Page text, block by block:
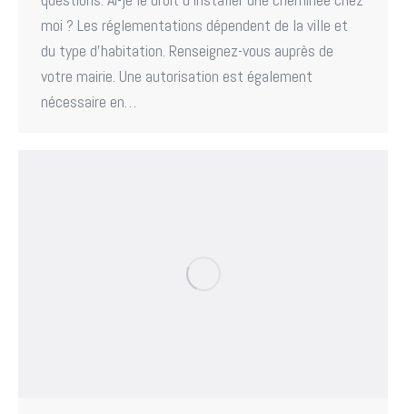
moi ? Les réglementations dépendent de la ville et
du type d’habitation. Renseignez-vous auprès de
votre mairie. Une autorisation est également
nécessaire en…